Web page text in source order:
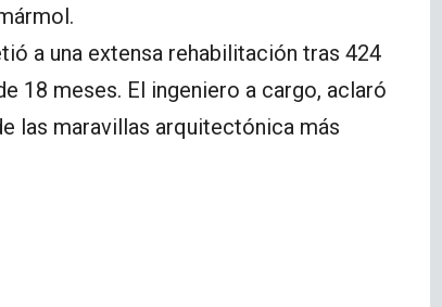
a una extensa rehabilitación tras 424
18 meses. El ingeniero a cargo, aclaró
las maravillas arquitectónica más